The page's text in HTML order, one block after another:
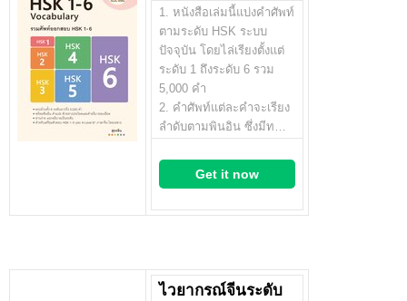
1. หนังสือเล่มนี้แบ่งคำศัพท์
ตามระดับ HSK ระบบ
ปัจจุบัน โดยไล่เรียงตั้งแต่
ระดับ 1 ถึงระดับ 6 รวม
5,000 คำ
2. คำศัพท์แต่ละคำจะเรียง
ลำดับตามพินอิน ซึ่งมีท…
Get it now
ไวยากรณ์จีนระดับ